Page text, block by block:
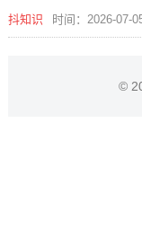
抖知识 时间：2026-07-
©